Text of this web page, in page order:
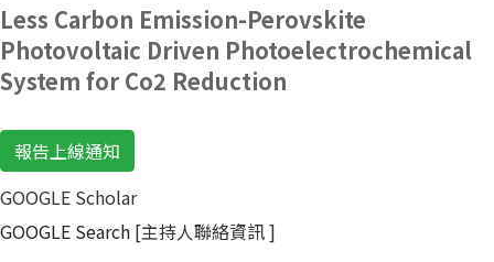
Less Carbon Emission-Perovskite
Photovoltaic Driven Photoelectrochemical
System for Co2 Reduction
報告上線通知
GOOGLE Scholar
GOOGLE Search [主持人聯絡資訊]